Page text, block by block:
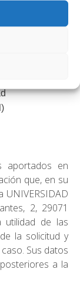
a la actividad
UPV.
aportados en
que, en su
2, 29071
utilidad de las
la solicitud y
Sus datos
a la